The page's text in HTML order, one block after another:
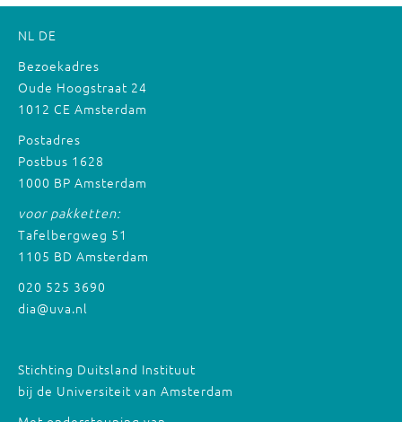
NL DE
Bezoekadres
Oude Hoogstraat 24
1012 CE Amsterdam
Postadres
Postbus 1628
1000 BP Amsterdam
voor pakketten:
Tafelbergweg 51
1105 BD Amsterdam
020 525 3690
dia@uva.nl
Stichting Duitsland Instituut
bij de Universiteit van Amsterdam